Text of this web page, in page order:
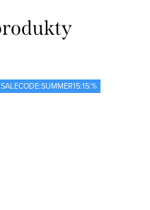
SALECODE:SUMMER15:15:%